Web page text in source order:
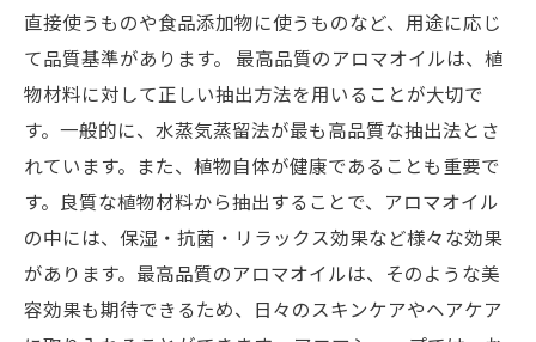
直接使うものや食品添加物に使うものなど、用途に応じ
て品質基準があります。 最高品質のアロマオイルは、植
物材料に対して正しい抽出方法を用いることが大切で
す。一般的に、水蒸気蒸留法が最も高品質な抽出法とさ
れています。また、植物自体が健康であることも重要で
す。良質な植物材料から抽出することで、アロマオイル
の中には、保湿・抗菌・リラックス効果など様々な効果
があります。最高品質のアロマオイルは、そのような美
容効果も期待できるため、日々のスキンケアやヘアケア